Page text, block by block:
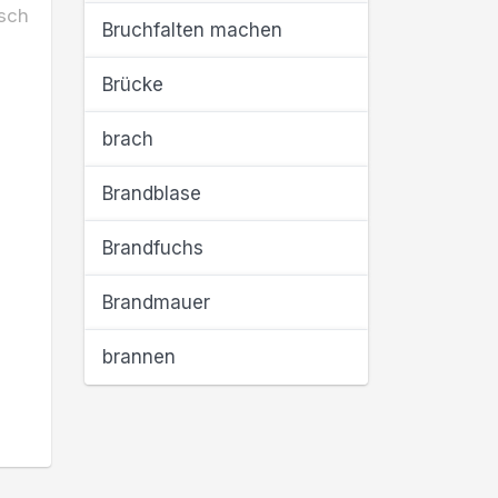
Bruchfalten machen
Brücke
brach
Brandblase
Brandfuchs
Brandmauer
brannen